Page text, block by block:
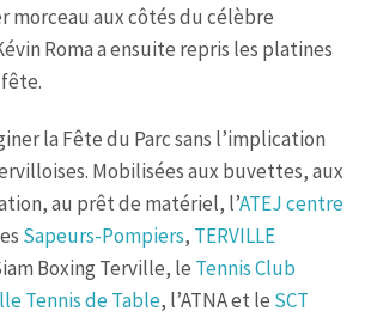
morceau aux côtés du célèbre
Roma a ensuite repris les platines
la Fête du Parc sans l’implication
Mobilisées aux buvettes, aux
au prêt de matériel, l’ATEJ centre
Sapeurs-Pompiers, TERVILLE
Boxing Terville, le Tennis Club
Tennis de Table, l’ATNA et le SCT